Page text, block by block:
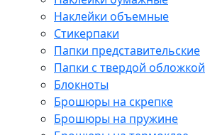
Наклейки объемные
Стикерпаки
Папки представительские
Папки с твердой обложкой
Блокноты
Брошюры на скрепке
Брошюры на пружине